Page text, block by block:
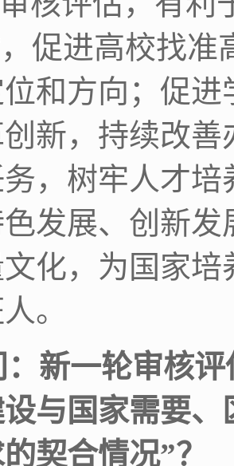
，促进高校找
和方向；促
新，持续改
，树牢人才
发展、创新
化，为国家
。
：新一轮审核
与国家需要
契合情况”？